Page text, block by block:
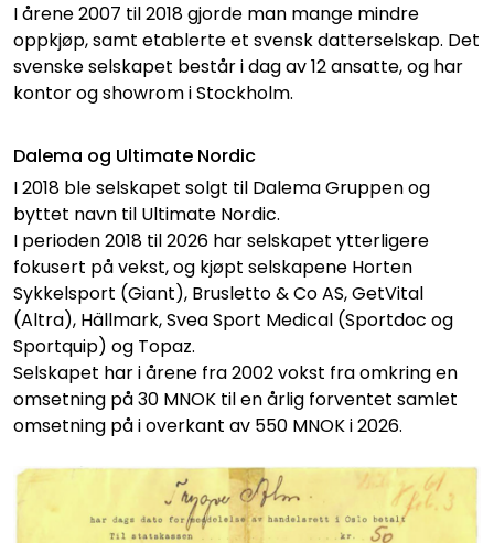
I årene 2007 til 2018 gjorde man mange mindre
oppkjøp, samt etablerte et svensk datterselskap. Det
svenske selskapet består i dag av 12 ansatte, og har
kontor og showrom i Stockholm.
Dalema og Ultimate Nordic
I 2018 ble selskapet solgt til Dalema Gruppen og
byttet navn til Ultimate Nordic.
I perioden 2018 til 2026 har selskapet ytterligere
fokusert på vekst, og kjøpt selskapene Horten
Sykkelsport (Giant), Brusletto & Co AS, GetVital
(Altra), Hällmark, Svea Sport Medical (Sportdoc og
Sportquip) og Topaz.
Selskapet har i årene fra 2002 vokst fra omkring en
omsetning på 30 MNOK til en årlig forventet samlet
omsetning på i overkant av 550 MNOK i 2026.